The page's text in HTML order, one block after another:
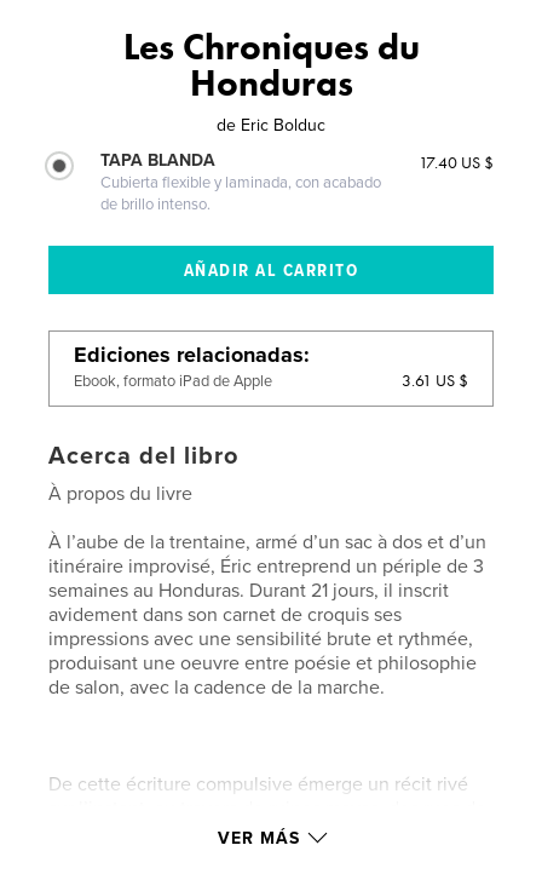
Les Chroniques du
Honduras
de Eric Bolduc
TAPA BLANDA
Cubierta flexible y laminada, con acabado
de brillo intenso.
17.40 US $
Ediciones relacionadas
Ebook, formato iPad de Apple 3.61 US $
Acerca del libro
À propos du livre
À l’aube de la trentaine, armé d’un sac à dos et d’un
itinéraire improvisé, Éric entreprend un périple de 3
semaines au Honduras. Durant 21 jours, il inscrit
avidement dans son carnet de croquis ses
impressions avec une sensibilité brute et rythmée,
produisant une oeuvre entre poésie et philosophie
de salon, avec la cadence de la marche.
De cette écriture compulsive émerge un récit rivé
Copán et sa faune locale au bar Xibalba (the
VER MÁS